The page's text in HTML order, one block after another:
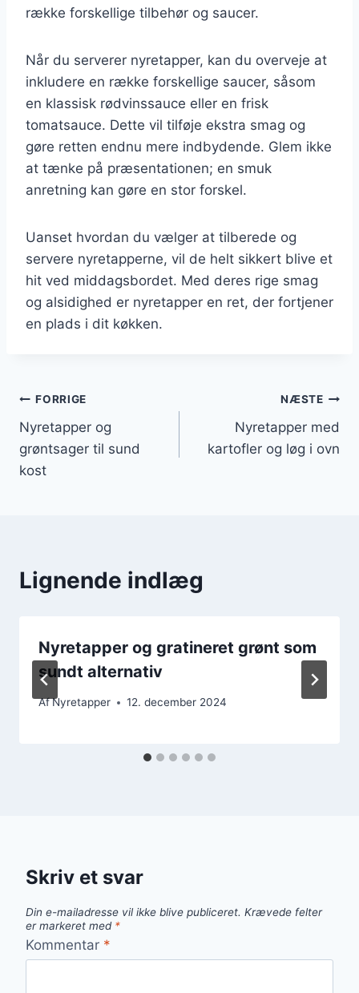
række forskellige tilbehør og saucer.
Når du serverer nyretapper, kan du overveje at
inkludere en række forskellige saucer, såsom
en klassisk rødvinssauce eller en frisk
tomatsauce. Dette vil tilføje ekstra smag og
gøre retten endnu mere indbydende. Glem ikke
at tænke på præsentationen; en smuk
anretning kan gøre en stor forskel.
Uanset hvordan du vælger at tilberede og
servere nyretapperne, vil de helt sikkert blive et
hit ved middagsbordet. Med deres rige smag
og alsidighed er nyretapper en ret, der fortjener
en plads i dit køkken.
Indlægsnavigation
FORRIGE
Nyretapper og
grøntsager til sund
kost
NÆSTE
Nyretapper med
kartofler og løg i ovn
Lignende indlæg
Nyretapper og gratineret grønt som
sundt alternativ
AfNyretapper 12. december 2024
Skriv et svar
Din e-mailadresse vil ikke blive publiceret. Krævede felter
er markeret med *
Kommentar *